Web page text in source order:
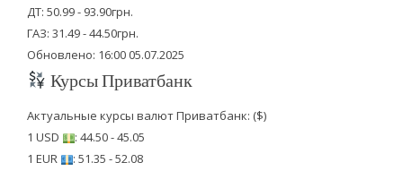
ДТ: 50.99 - 93.90грн.
ГАЗ: 31.49 - 44.50грн.
Обновлено: 16:00 05.07.2025
Курсы Приватбанк
Актуальные курсы валют Приватбанк: ($)
1 USD
: 44.50 - 45.05
1 EUR
: 51.35 - 52.08